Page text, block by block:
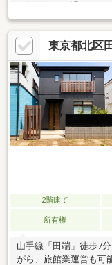
生活環境良好♪◆同仕
ーションも随時受付中
細はADCAST駒込支店
♪☆━━━…‥・
東京都北区
2階建て
所有権
山手線「田端」徒歩7
がら、旅館業運営も可